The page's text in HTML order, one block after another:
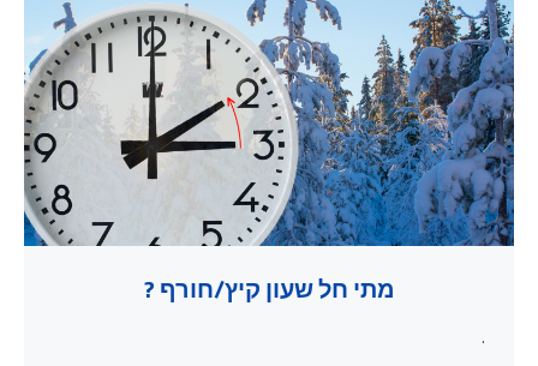
מתי חל שעון קיץ/חורף ?
.